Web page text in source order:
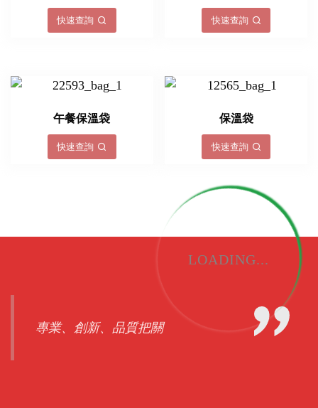
LOADING...
快速查詢 快速查詢
午餐保溫袋
快速查詢
保溫袋
快速查詢
專業、創新、品質把關